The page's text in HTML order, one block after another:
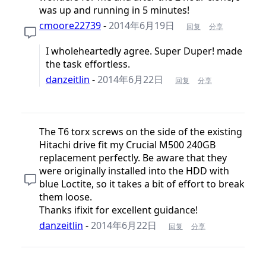
was up and running in 5 minutes!
cmoore22739-2014年6月19日 回复 分享
I wholeheartedly agree. Super Duper! made
the task effortless.
danzeitlin -2014年6月22日 回复 分享
The T6 torx screws on the side of the existing
Hitachi drive fit my Crucial M500 240GB
replacement perfectly. Be aware that they
were originally installed into the HDD with
blue Loctite, so it takes a bit of effort to break
them loose.
Thanks ifixit for excellent guidance!
danzeitlin -2014年6月22日 回复 分享